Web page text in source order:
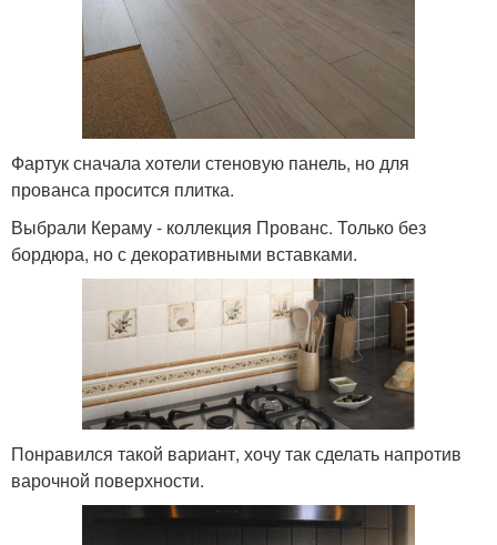
Фартук сначала хотели стеновую панель, но для
прованса просится плитка.
Выбрали Кераму - коллекция Прованс. Только без
бордюра, но с декоративными вставками.
Понравился такой вариант, хочу так сделать напротив
варочной поверхности.